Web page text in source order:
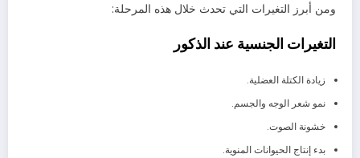
ومن أبرز التغيرات التي تحدث خلال هذه المرحلة:
التغيرات الجنسية عند الذكور
زيادة الكتلة العضلية.
نمو شعر الوجه والجسم.
خشونة الصوت.
بدء إنتاج الحيوانات المنوية.